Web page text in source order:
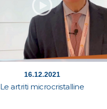
16.12.2021
Le artriti microcristalline